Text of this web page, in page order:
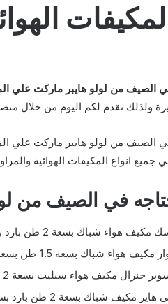
الصيف من لولو هايبر ماركت علي
ولذلك نقدم لكم اليوم من خلال
الصيف من لولو هايبر ماركت علي
انواع المكيفات الهوائية
في الصيف من
بسعة 2 طن بارد بسعر 1949 ريال سعودي بدلاً من 2099 ريال سعودي.
بسعة 1.5 طن بسعر 1399 ريال سعودي بدلاً من 1699 ريال سعودي.
هواء سبليت بسعة 2 طن حار بارد بسعر 2949 ريال سعودي بدلاً من 3499 ريال سعودي.
بسعة 2 طن بارد بسعر 1749 ريال سعودي بدلاً من 2449 ريال سعودي.